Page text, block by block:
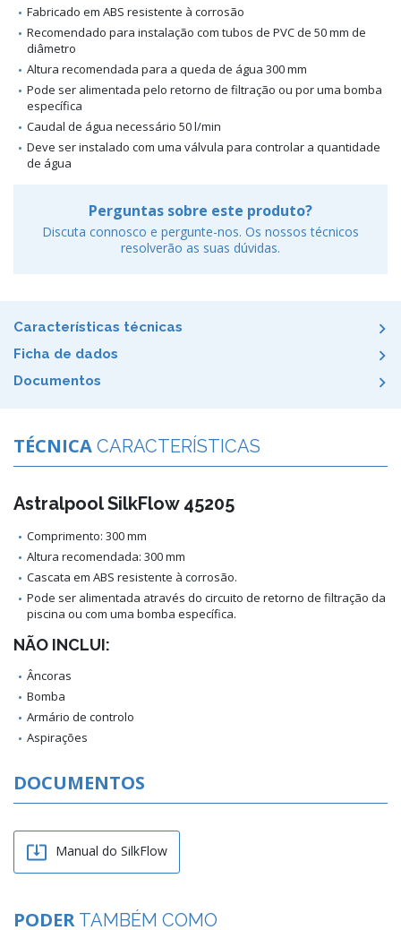
Fabricado em ABS resistente à corrosão
Recomendado para instalação com tubos de PVC de 50 mm de
diâmetro
Altura recomendada para a queda de água 300 mm
Pode ser alimentada pelo retorno de filtração ou por uma bomba
específica
Caudal de água necessário 50 l/min
Deve ser instalado com uma válvula para controlar a quantidade
de água
Perguntas sobre este produto?
Discuta connosco e pergunte-nos. Os nossos técnicos
resolverão as suas dúvidas.
Características técnicas
Ficha de dados
Documentos
TÉCNICA CARACTERÍSTICAS
Astralpool SilkFlow 45205
Comprimento: 300 mm
Altura recomendada: 300 mm
Cascata em ABS resistente à corrosão.
Pode ser alimentada através do circuito de retorno de filtração da
piscina ou com uma bomba específica.
NÃO INCLUI:
Âncoras
Bomba
Armário de controlo
Aspirações
DOCUMENTOS
 Manual do SilkFlow
PODER TAMBÉM COMO